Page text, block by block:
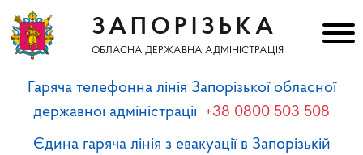
ЗАПОРІЗЬКА
ОБЛАСНА ДЕРЖАВНА АДМІНІСТРАЦІЯ
Гаряча телефонна лінія Запорізької обласної
державної адміністрації +38 0800 503 508
Єдина гаряча лінія з евакуації в Запорізькій